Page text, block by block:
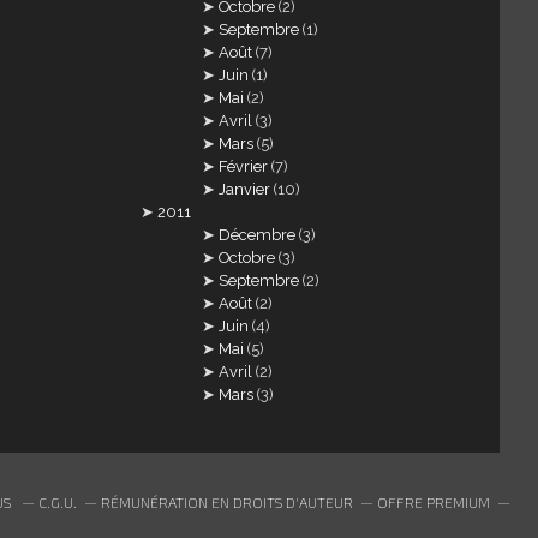
Octobre (2)
Septembre (1)
Août (7)
Juin (1)
Mai (2)
Avril (3)
Mars (5)
Février (7)
Janvier (10)
2011
Décembre (3)
Octobre (3)
Septembre (2)
Août (2)
Juin (4)
Mai (5)
Avril (2)
Mars (3)
C.G.U. RÉMUNÉRATION EN DROITS D'AUTEUR
OFFRE PREMIUM